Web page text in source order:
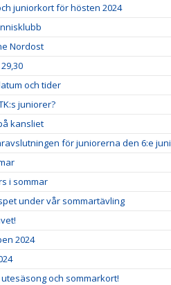
juniorkort för hösten 2024
Nordost
och tider
juniorer?
kansliet
för juniorerna den 6:e
i sommar
under vår sommartävling
2024
och sommarkort!